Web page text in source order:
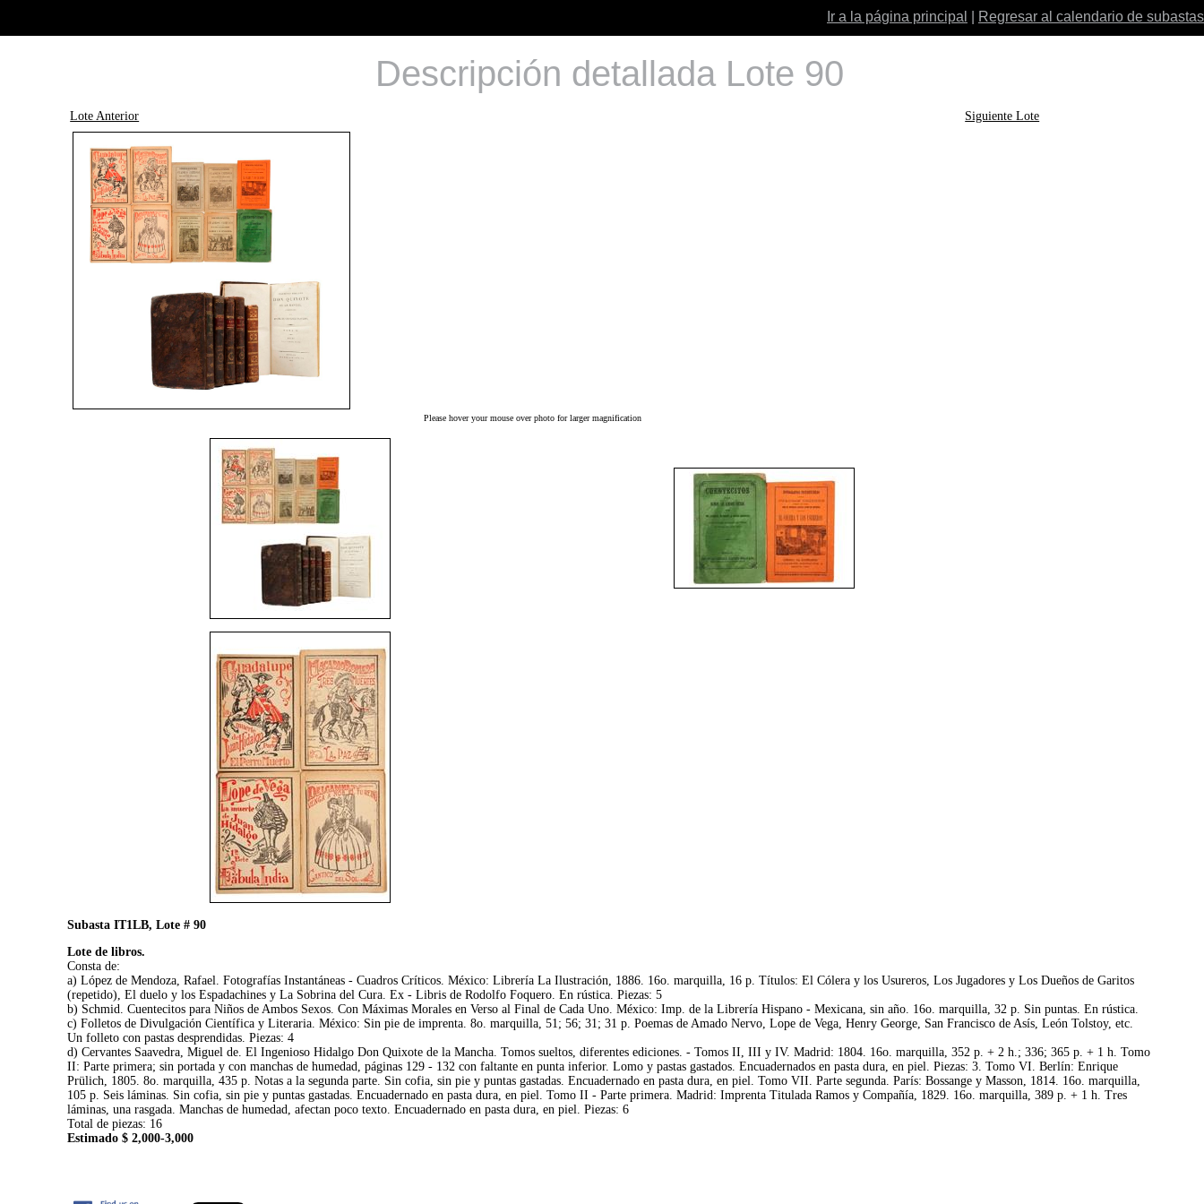
Ir a la página principal Regresar al calendario de subastas
Descripción detallada Lote 90
Lote Anterior Siguiente Lote
Please hover your mouse over photo for larger magnification
Subasta IT1LB, Lote # 90
Lote de libros.
Consta de:
a) López de Mendoza, Rafael. Fotografías Instantáneas - Cuadros Críticos. México: Librería La Ilustración, 1886. 16o. marquilla, 16 p. Títulos: El Cólera y los Usureros, Los Jugadores y Los Dueños de Garitos
(repetido), El duelo y los Espadachines y La Sobrina del Cura. Ex - Libris de Rodolfo Foquero. En rústica. Piezas: 5
b) Schmid. Cuentecitos para Niños de Ambos Sexos. Con Máximas Morales en Verso al Final de Cada Uno. México: Imp. de la Librería Hispano - Mexicana, sin año. 16o. marquilla, 32 p. Sin puntas. En rústica.
c) Folletos de Divulgación Científica y Literaria. México: Sin pie de imprenta. 8o. marquilla, 51; 56; 31; 31 p. Poemas de Amado Nervo, Lope de Vega, Henry George, San Francisco de Asís, León Tolstoy, etc.
Un folleto con pastas desprendidas. Piezas: 4
d) Cervantes Saavedra, Miguel de. El Ingenioso Hidalgo Don Quixote de la Mancha. Tomos sueltos, diferentes ediciones. - Tomos II, III y IV. Madrid: 1804. 16o. marquilla, 352 p. + 2 h.; 336; 365 p. + 1 h. Tomo
II: Parte primera; sin portada y con manchas de humedad, páginas 129 - 132 con faltante en punta inferior. Lomo y pastas gastados. Encuadernados en pasta dura, en piel. Piezas: 3. Tomo VI. Berlín: Enrique
Prülich, 1805. 8o. marquilla, 435 p. Notas a la segunda parte. Sin cofia, sin pie y puntas gastadas. Encuadernado en pasta dura, en piel. Tomo VII. Parte segunda. París: Bossange y Masson, 1814. 16o. marquilla,
105 p. Seis láminas. Sin cofia, sin pie y puntas gastadas. Encuadernado en pasta dura, en piel. Tomo II - Parte primera. Madrid: Imprenta Titulada Ramos y Compañía, 1829. 16o. marquilla, 389 p. + 1 h. Tres
láminas, una rasgada. Manchas de humedad, afectan poco texto. Encuadernado en pasta dura, en piel. Piezas: 6
Total de piezas: 16
Estimado $ 2,000-3,000